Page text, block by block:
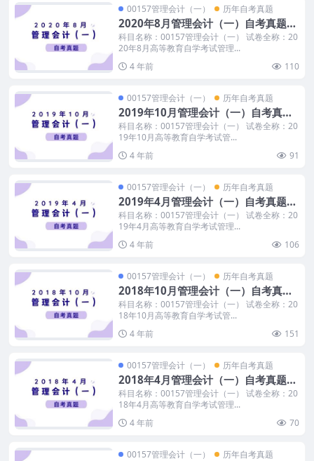
00157管理会计（一） 历年自考真题
2020年8月管理会计（一）自考真题和
答案
科目名称：00157管理会计（一） 试卷全称：20
20年8月高等教育自学考试管理...
4 年前
110
00157管理会计（一） 历年自考真题
2019年10月管理会计（一）自考真题
和答案
科目名称：00157管理会计（一） 试卷全称：20
19年10月高等教育自学考试管...
4 年前
91
00157管理会计（一） 历年自考真题
2019年4月管理会计（一）自考真题和
答案
科目名称：00157管理会计（一） 试卷全称：20
19年4月高等教育自学考试管理...
4 年前
106
00157管理会计（一） 历年自考真题
2018年10月管理会计（一）自考真题
和答案
科目名称：00157管理会计（一） 试卷全称：20
18年10月高等教育自学考试管...
4 年前
151
00157管理会计（一） 历年自考真题
2018年4月管理会计（一）自考真题和
答案
科目名称：00157管理会计（一） 试卷全称：20
18年4月高等教育自学考试管理...
4 年前
70
00157管理会计（一） 历年自考真题